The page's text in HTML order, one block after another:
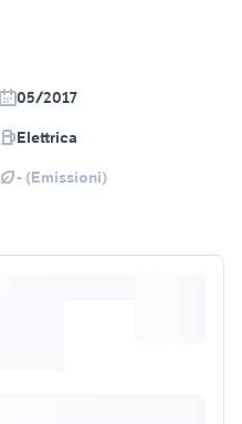
05/2017
Elettrica
- (Emissioni)